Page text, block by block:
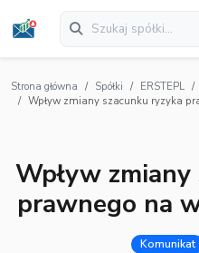
Strona główna Spółki ERSTEPL
Wpływ zmiany szacunku ryzyka
Wpływ
prawnego na
Komunikat